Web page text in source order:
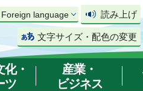
Foreign language 読み上げ
文字サイズ・配色の変更
・
ツ
産業・
ビジネス